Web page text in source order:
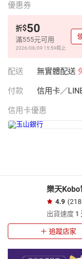
優惠券
折$50
滿555元可用
2026/08/09 15:59截止
配送 無實體配送
付款 信用卡／
信用卡優惠
樂天
4.9
出貨速度 1
追蹤店家